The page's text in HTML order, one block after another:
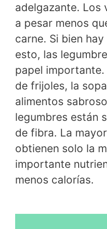
adelgazante. Los
a pesar menos
carne. Si bien
esto, las
papel importante.
de frijoles, la
alimentos
legumbres están
de fibra. La
obtienen solo la
importante
menos calorías.